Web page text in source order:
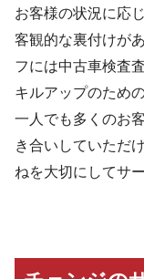
お客様の状況に応
客観的な裏付けが
フには中古車検査
キルアップのため
一人でも多くのお
き合いしていただ
ねを大切にしてサ